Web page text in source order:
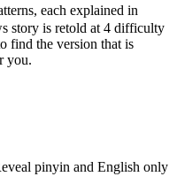
each explained in
story is retold at 4 difficulty
find the version that is
you.
pinyin and English only